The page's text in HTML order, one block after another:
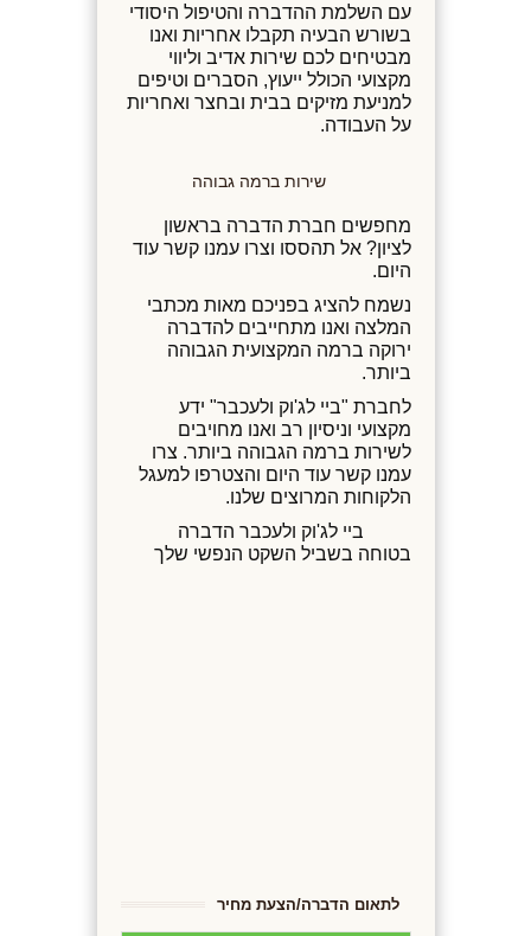
עם השלמת ההדברה והטיפול היסודי
בשורש הבעיה תקבלו אחריות ואנו
מבטיחים לכם שירות אדיב וליווי
מקצועי הכולל ייעוץ, הסברים וטיפים
למניעת מזיקים בבית ובחצר ואחריות
על העבודה.
שירות ברמה גבוהה
מחפשים חברת הדברה בראשון
לציון? אל תהססו וצרו עמנו קשר עוד
היום.
נשמח להציג בפניכם מאות מכתבי
המלצה ואנו מתחייבים להדברה
ירוקה ברמה המקצועית הגבוהה
ביותר.
לחברת "ביי לג'וק ולעכבר" ידע
מקצועי וניסיון רב ואנו מחויבים
לשירות ברמה הגבוהה ביותר. צרו
עמנו קשר עוד היום והצטרפו למעגל
הלקוחות המרוצים שלנו.
ביי לג'וק ולעכבר הדברה
בטוחה בשביל השקט הנפשי שלך
לתאום הדברה/הצעת מחיר